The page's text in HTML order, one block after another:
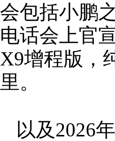
会包括小鹏
电话会上官
X9增程版，
里。
以及2026